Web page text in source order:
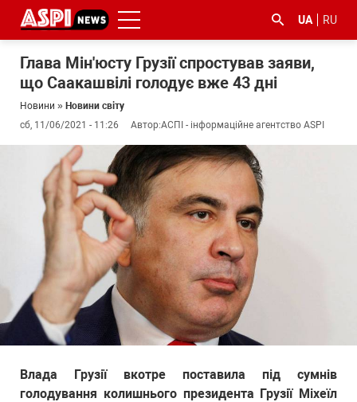
UA RU
Глава Мін'юсту Грузії спростував заяви,
що Саакашвілі голодує вже 43 дні
Новини » Новини світу
сб, 11/06/2021 - 11:26
Автор:АСПІ - інформаційне агентство ASPI
Влада Грузії вкотре поставила під сумнів
голодування колишнього президента Грузії Міхеїл
#боротьба
з
корупцією
#ДФС #Київ #коронавірус